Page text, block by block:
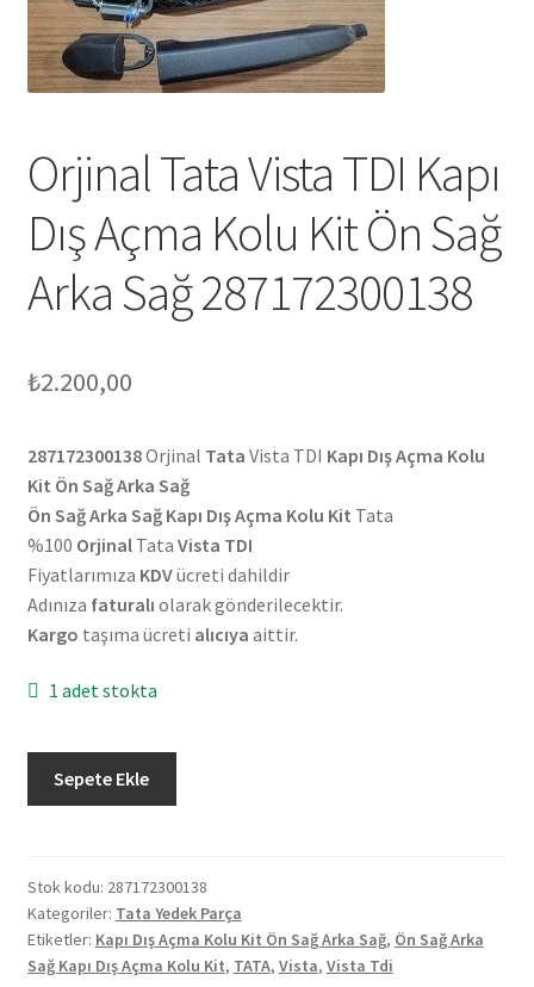
Orjinal Tata Vista TDI Kapı
Dış Açma Kolu Kit Ön Sağ
Arka Sağ 287172300138
₺2.200,00
287172300138Orjinal Tata Vista TDI Kapı Dış Açma Kolu
Kit Ön Sağ Arka Sağ
Ön Sağ Arka Sağ Kapı Dış Açma Kolu Kit Tata
%100 OrjinalTata Vista TDI
Fiyatlarımıza KDVücreti dahildir
Adınıza faturalı olarak gönderilecektir.
Kargo taşıma ücreti alıcıya aittir.
1 adet stokta
Kapı
Dış
Açma
Kolu
Sepete Ekle
Stok kodu: 287172300138
Kategoriler: Tata Yedek Parça
Etiketler: Kapı Dış Açma Kolu Kit Ön Sağ Arka Sağ, Ön Sağ Arka
Sağ Kapı Dış Açma Kolu Kit, TATA, Vista, Vista Tdi